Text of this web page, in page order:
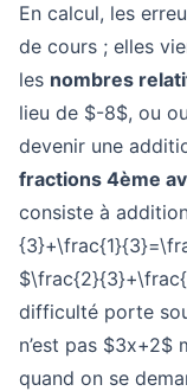
En calcul, les
de cours ; elles
les nombres
lieu de $-8$, ou
devenir une
fractions 4ème
consiste à
difficulté porte
n’est pas $3x+2$
quand on se